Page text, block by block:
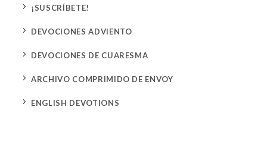
5 ¡SUSCRÍBETE!
5 DEVOCIONES ADVIENTO
5 DEVOCIONES DE CUARESMA
5 ARCHIVO COMPRIMIDO DE ENVOY
5 ENGLISH DEVOTIONS